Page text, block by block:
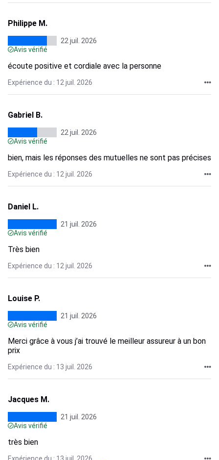
Philippe M.
22 juil. 2026
Avis vérifié
écoute positive et cordiale avec la personne
Expérience du : 12 juil. 2026
Gabriel B.
22 juil. 2026
Avis vérifié
bien, mais les réponses des mutuelles ne sont pas précises
Expérience du : 12 juil. 2026
Daniel L.
21 juil. 2026
Avis vérifié
Très bien
Expérience du : 12 juil. 2026
Louise P.
21 juil. 2026
Avis vérifié
Merci grâce à vous j’ai trouvé le meilleur assureur à un bon
prix
Expérience du : 13 juil. 2026
Jacques M.
21 juil. 2026
Avis vérifié
très bien